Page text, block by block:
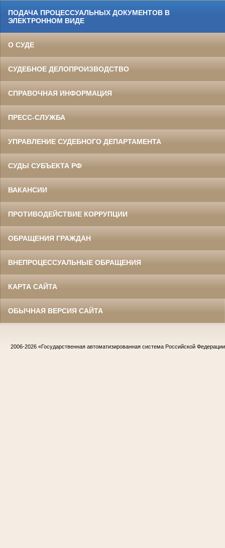
ПОДАЧА ПРОЦЕССУАЛЬНЫХ ДОКУМЕНТОВ В
ЭЛЕКТРОННОМ ВИДЕ
О СУДЕ
СУДЕБНОЕ ДЕЛОПРОИЗВОДСТВО
СПРАВОЧНАЯ ИНФОРМАЦИЯ
ПРЕСС-СЛУЖБА
УПРАВЛЕНИЕ СУДЕБНОГО ДЕПАРТАМЕНТА
СУДЫ СУБЪЕКТА РФ
ВАКАНСИИ
ПРОТИВОДЕЙСТВИЕ КОРРУПЦИИ
ОБРАЩЕНИЯ ГРАЖДАН
ВНЕПРОЦЕССУАЛЬНЫЕ ОБРАЩЕНИЯ
КАРТА САЙТА
ОБЫЧНАЯ ВЕРСИЯ САЙТА
2006-2026 «Государственная автоматизированная система Российской